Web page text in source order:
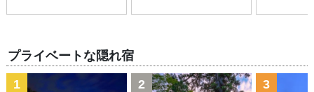
プライベートな隠れ宿
1 2 3